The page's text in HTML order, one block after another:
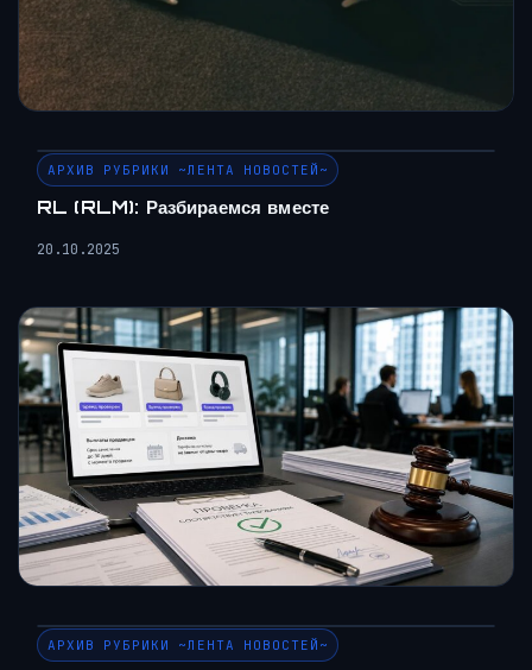
АРХИВ РУБРИКИ ~ЛЕНТА НОВОСТЕЙ~
RL (RLM): Разбираемся вместе
20.10.2025
АРХИВ РУБРИКИ ~ЛЕНТА НОВОСТЕЙ~